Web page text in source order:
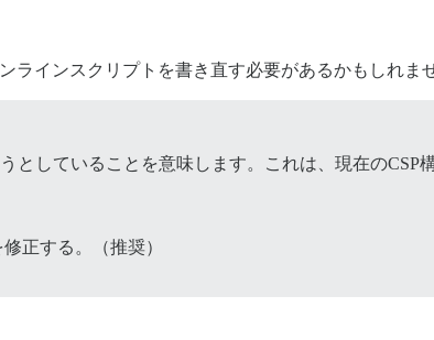
ラインスクリプトを書き直す必要があるかもしれま
としていることを意味します。これは、現在のCSP
正する。（推奨）